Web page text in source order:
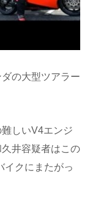
の大型ツアラー
しいV4エンジ
井容疑者はこの
イクにまたがっ